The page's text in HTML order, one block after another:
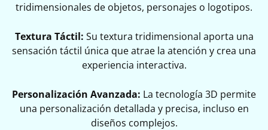
tridimensionales de objetos, personajes o logotipos.
Textura Táctil: Su textura tridimensional aporta una
sensación táctil única que atrae la atención y crea una
experiencia interactiva.
Personalización Avanzada: La tecnología 3D permite
una personalización detallada y precisa, incluso en
diseños complejos.